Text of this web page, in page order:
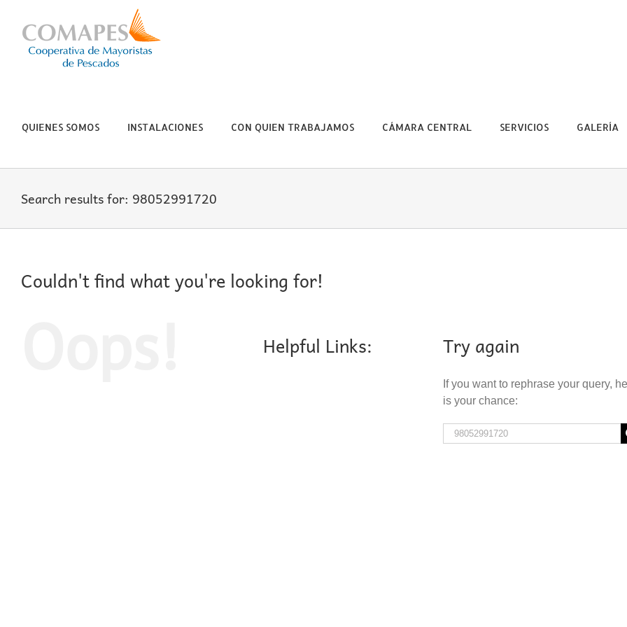
content
QUIENES SOMOS INSTALACIONES CON QUIEN TRABAJAMOS CÁMARA CENTRAL SERVICIOS GALERÍA
Search results for: 98052991720
Couldn't find what you're looking for!
Helpful Links: Try again
If you want to rephrase your query,
is your chance:
Search
for: